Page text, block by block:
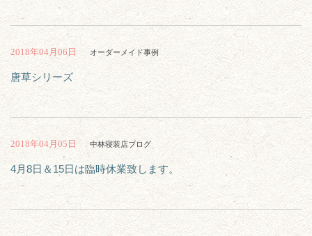
2018年04月06日 オーダーメイド事例
唐草シリーズ
2018年04月05日 中林寝装店ブログ
4月8日＆15日は臨時休業致します。